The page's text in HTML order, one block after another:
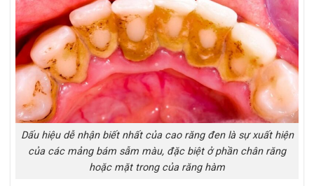
Dấu hiệu dễ nhận biết nhất của cao răng đen là sự xuất hiện
của các mảng bám sẫm màu, đặc biệt ở phần chân răng
hoặc mặt trong của răng hàm